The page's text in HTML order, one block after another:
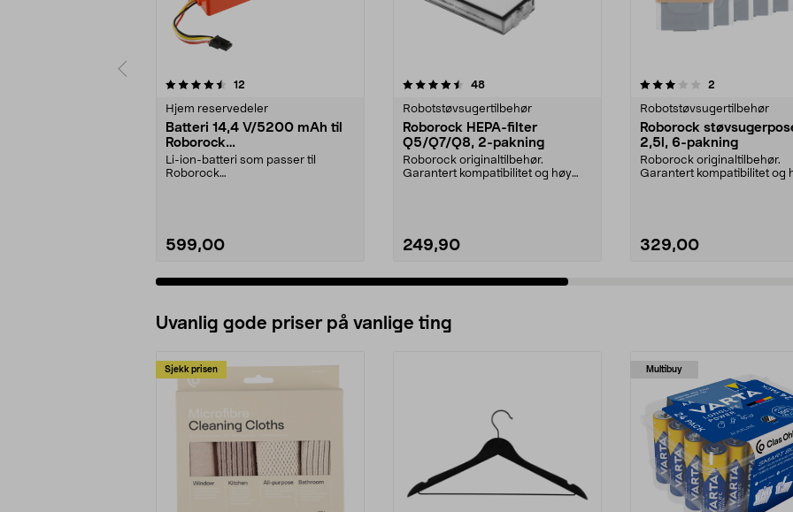
12
Hjem reservedeler
Batteri 14,4 V/5200 mAh til
Roborock
S5/S6/S7/S8/Q7/E4/E5
Li-ion-batteri som passer til
Roborock
599,00
4.5 av 5 stjerner 48anmeldelser
Robotstøvsugertilbehør
Roborock HEPA-filter
Q5/Q7/Q8, 2-pakning
Roborock originaltilbehør.
Garantert kompatibilitet og høy
249,90
3.0 av 5 stjerner 2
Robotstøvsugertilbehør
Roborock
2,5l, 6-pakning
Roborock originaltilbehør.
Garantert kompatibilitet og
329,00
4.0 av 5 stjerner
Uvanlig gode priser på vanlige ting
Sjekk prisen Multibuy